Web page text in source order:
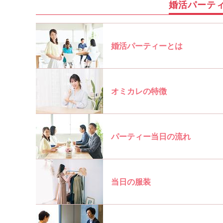
婚活パーテ
婚活パーティーとは
オミカレの特徴
パーティー当日の流れ
当日の服装